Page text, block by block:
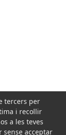
tercers per
i recollir
a les teves
sense acceptar